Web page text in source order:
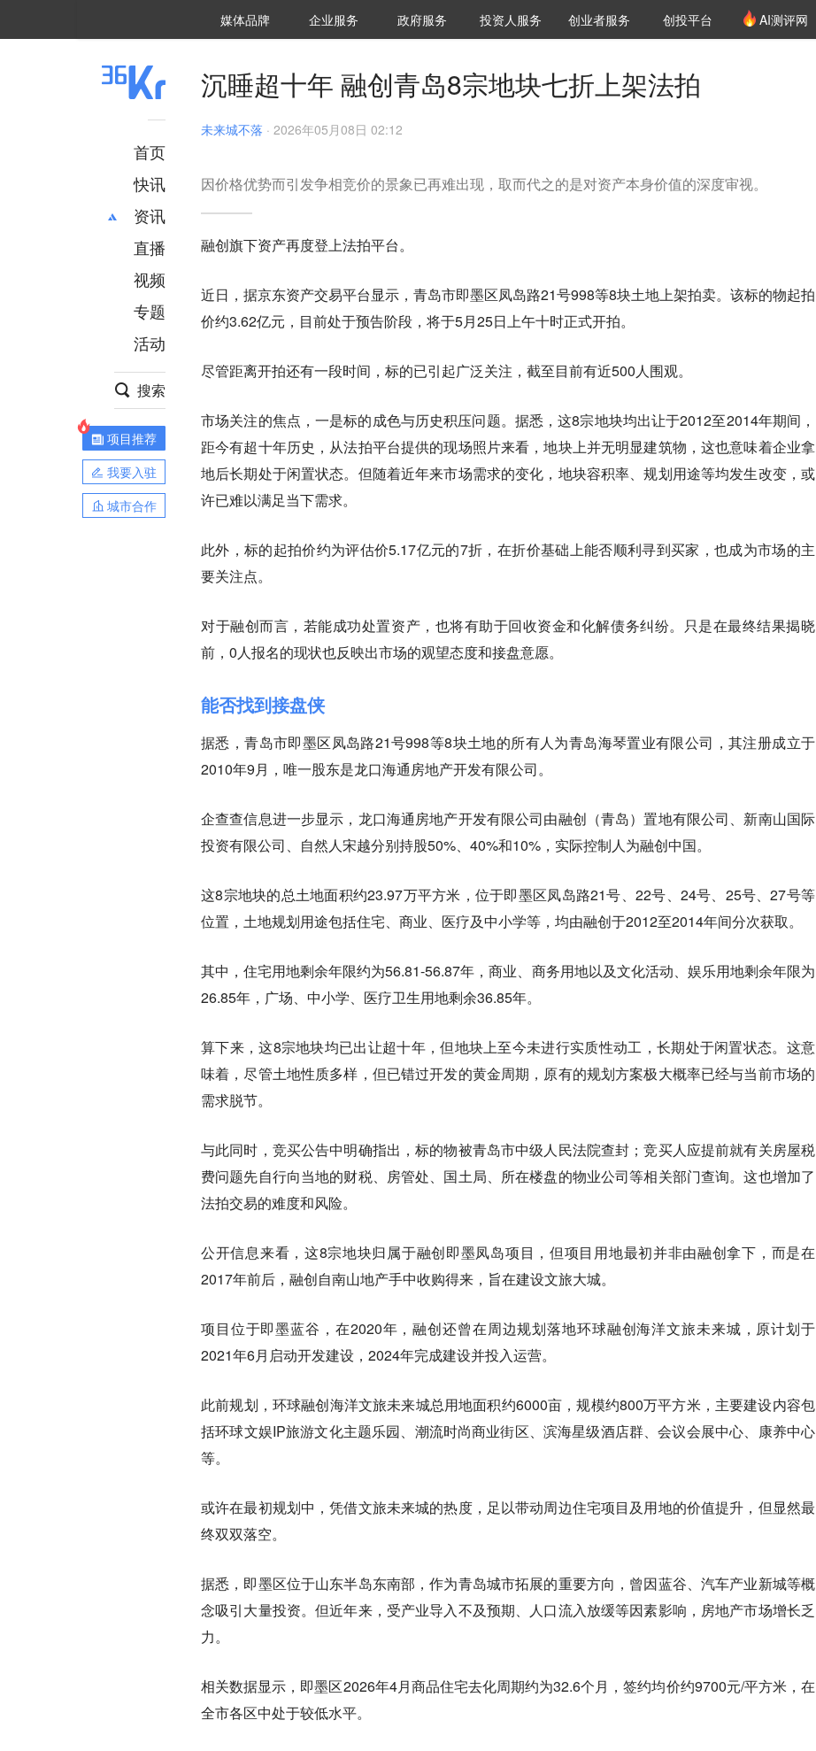
媒体品牌 36Kr研究院
企业服务 城市之窗
政府服务 VClub投资机构库
投资机构职位推介
投资人服务 创投氪堂
创业者服务 创投平台 AI测评网
首页
快讯
资讯
推荐
财经
项目推荐
安徽
直播
视频
专题
活动
搜索
项目推荐
我要入驻
城市合作
沉睡超十年 融创青岛8宗地块七折上架法拍
未来城不落 · 2026年05月08日 02:12
因价格优势而引发争相竞价的景象已再难出现，取而代之的是对资产本身价值的深度审视。
融创旗下资产再度登上法拍平台。
近日，据京东资产交易平台显示，青岛市即墨区凤岛路21号998等8块土地上架拍卖。该标的物起拍
价约3.62亿元，目前处于预告阶段，将于5月25日上午十时正式开拍。
尽管距离开拍还有一段时间，标的已引起广泛关注，截至目前有近500人围观。
市场关注的焦点，一是标的成色与历史积压问题。据悉，这8宗地块均出让于2012至2014年期间，
距今有超十年历史，从法拍平台提供的现场照片来看，地块上并无明显建筑物，这也意味着企业拿
地后长期处于闲置状态。但随着近年来市场需求的变化，地块容积率、规划用途等均发生改变，或
许已难以满足当下需求。
此外，标的起拍价约为评估价5.17亿元的7折，在折价基础上能否顺利寻到买家，也成为市场的主
要关注点。
对于融创而言，若能成功处置资产，也将有助于回收资金和化解债务纠纷。只是在最终结果揭晓
前，0人报名的现状也反映出市场的观望态度和接盘意愿。
能否找到接盘侠
据悉，青岛市即墨区凤岛路21号998等8块土地的所有人为青岛海琴置业有限公司，其注册成立于
2010年9月，唯一股东是龙口海通房地产开发有限公司。
企查查信息进一步显示，龙口海通房地产开发有限公司由融创（青岛）置地有限公司、新南山国际
投资有限公司、自然人宋越分别持股50%、40%和10%，实际控制人为融创中国。
这8宗地块的总土地面积约23.97万平方米，位于即墨区凤岛路21号、22号、24号、25号、27号等
位置，土地规划用途包括住宅、商业、医疗及中小学等，均由融创于2012至2014年间分次获取。
其中，住宅用地剩余年限约为56.81-56.87年，商业、商务用地以及文化活动、娱乐用地剩余年限为
26.85年，广场、中小学、医疗卫生用地剩余36.85年。
算下来，这8宗地块均已出让超十年，但地块上至今未进行实质性动工，长期处于闲置状态。这意
味着，尽管土地性质多样，但已错过开发的黄金周期，原有的规划方案极大概率已经与当前市场的
需求脱节。
与此同时，竞买公告中明确指出，标的物被青岛市中级人民法院查封；竞买人应提前就有关房屋税
费问题先自行向当地的财税、房管处、国土局、所在楼盘的物业公司等相关部门查询。这也增加了
法拍交易的难度和风险。
公开信息来看，这8宗地块归属于融创即墨凤岛项目，但项目用地最初并非由融创拿下，而是在
2017年前后，融创自南山地产手中收购得来，旨在建设文旅大城。
项目位于即墨蓝谷，在2020年，融创还曾在周边规划落地环球融创海洋文旅未来城，原计划于
2021年6月启动开发建设，2024年完成建设并投入运营。
此前规划，环球融创海洋文旅未来城总用地面积约6000亩，规模约800万平方米，主要建设内容包
括环球文娱IP旅游文化主题乐园、潮流时尚商业街区、滨海星级酒店群、会议会展中心、康养中心
等。
或许在最初规划中，凭借文旅未来城的热度，足以带动周边住宅项目及用地的价值提升，但显然最
终双双落空。
据悉，即墨区位于山东半岛东南部，作为青岛城市拓展的重要方向，曾因蓝谷、汽车产业新城等概
念吸引大量投资。但近年来，受产业导入不及预期、人口流入放缓等因素影响，房地产市场增长乏
力。
相关数据显示，即墨区2026年4月商品住宅去化周期约为32.6个月，签约均价约9700元/平方米，在
全市各区中处于较低水平。